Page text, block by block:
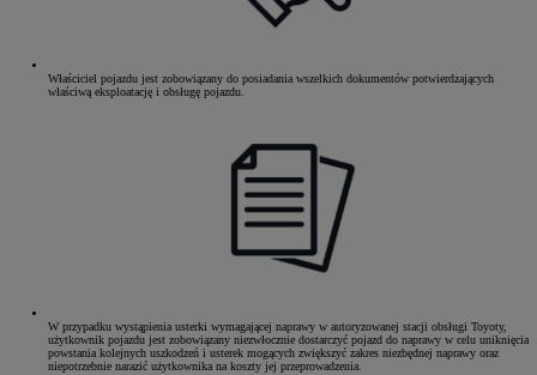
Właściciel pojazdu jest zobowiązany do posiadania wszelkich dokumentów potwierdzających
właściwą eksploatację i obsługę pojazdu.
W przypadku wystąpienia usterki wymagającej naprawy w autoryzowanej stacji obsługi Toyoty,
użytkownik pojazdu jest zobowiązany niezwłocznie dostarczyć pojazd do naprawy w celu uniknięcia
powstania kolejnych uszkodzeń i usterek mogących zwiększyć zakres niezbędnej naprawy oraz
niepotrzebnie narazić użytkownika na koszty jej przeprowadzenia.